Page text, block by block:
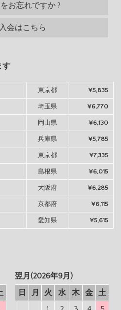
お忘れですか ?
会はこちら
す
東京都 ¥5,835
埼玉県 ¥6,770
岡山県 ¥6,130
兵庫県 ¥5,785
東京都 ¥7,335
島根県 ¥6,015
大阪府 ¥6,285
京都府 ¥6,115
愛知県 ¥5,615
翌月(2026年9月)
日
月 火 水 木 金
土